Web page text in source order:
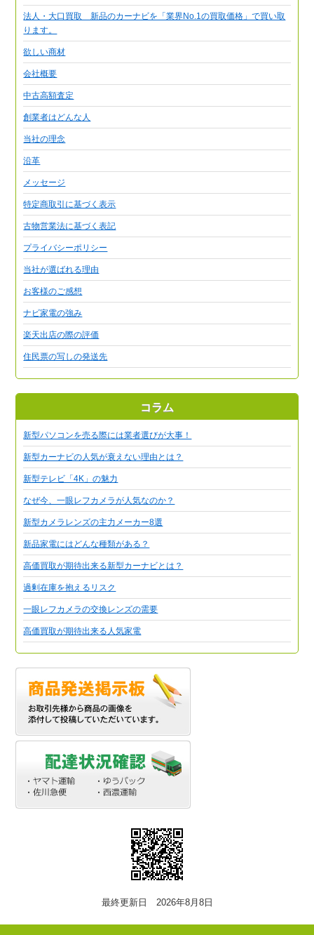
法人・大口買取 新品のカーナビを「業界No.1の買取価格」で買い取
ります。
欲しい商材
会社概要
中古高額査定
創業者はどんな人
当社の理念
沿革
メッセージ
特定商取引に基づく表示
古物営業法に基づく表記
プライバシーポリシー
当社が選ばれる理由
お客様のご感想
ナビ家電の強み
楽天出店の際の評価
住民票の写しの発送先
コラム
新型パソコンを売る際には業者選びが大事！
新型カーナビの人気が衰えない理由とは？
新型テレビ「4K」の魅力
なぜ今、一眼レフカメラが人気なのか？
新型カメラレンズの主力メーカー8選
新品家電にはどんな種類がある？
高価買取が期待出来る新型カーナビとは？
過剰在庫を抱えるリスク
一眼レフカメラの交換レンズの需要
高価買取が期待出来る人気家電
最終更新日 2026年8月8日